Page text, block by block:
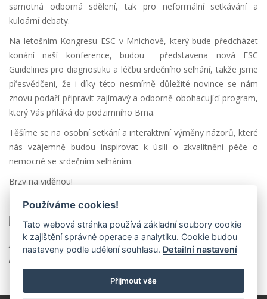
samotná odborná sdělení, tak pro neformální setkávání a
kuloární debaty.
Na letošním Kongresu ESC v Mnichově, který bude předcházet
konání naší konference, budou představena nová ESC
Guidelines pro diagnostiku a léčbu srdečního selhání, takže jsme
přesvědčeni, že i díky této nesmírně důležité novince se nám
znovu podaří připravit zajímavý a odborně obohacující program,
který Vás přiláká do podzimního Brna.
Těšíme se na osobní setkání a interaktivní výměny názorů, které
nás vzájemně budou inspirovat k úsilí o zkvalitnění péče o
nemocné se srdečním selháním.
Brzy na viděnou!
Jan Krejčí
předseda ČASS
Používáme cookies!
Tato webová stránka používá základní soubory cookie
k zajištění správné operace a analytiku. Cookie budou
nastaveny podle udělení souhlasu. Detailní nastavení
Přijmout vše